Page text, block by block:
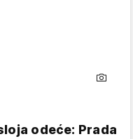
odeće: Prada